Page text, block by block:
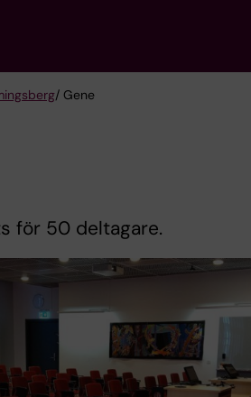
/ Gene
för 50 deltagare.